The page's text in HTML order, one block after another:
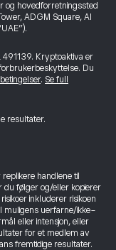
og hovedforretningssted
ADGM Square, Al
491139. Kryptoaktiva er
Du
. Se full
resultater.
handlene til
du følger og/eller kopierer
inkluderer risikoen
muligens uerfarne/ikke-
eller intensjon, eller
for et medlem av
fremtidige resultater.